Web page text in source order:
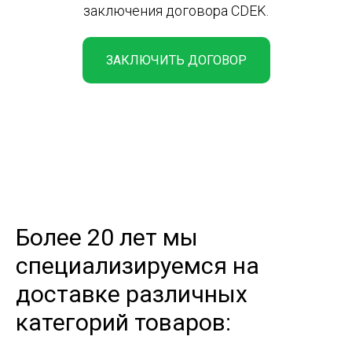
заключения договора CDEK.
ЗАКЛЮЧИТЬ ДОГОВОР
Более 20 лет мы
специализируемся на
доставке различных
категорий товаров: